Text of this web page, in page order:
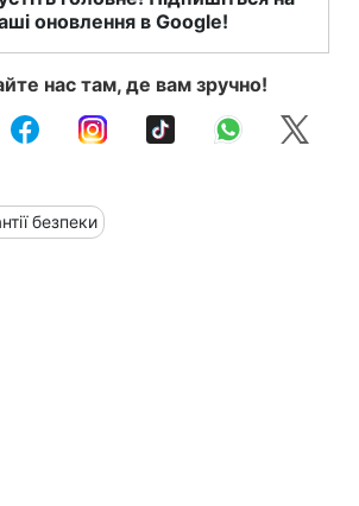
оновлення в Google!
нас там, де вам зручно!
безпеки